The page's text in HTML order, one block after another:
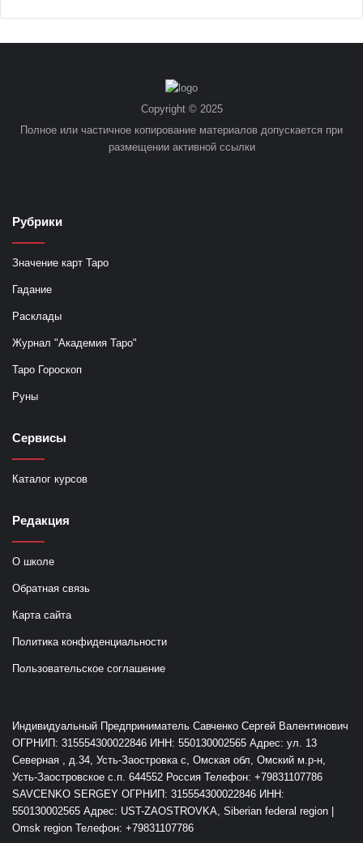
Copyright © 2025
Полное или частичное копирование материалов допускается при
размещении активной ссылки
Рубрики
Значение карт Таро
Гадание
Расклады
Журнал "Академия Таро"
Таро Гороскоп
Руны
Сервисы
Каталог курсов
Редакция
О школе
Обратная связь
Карта сайта
Политика конфиденциальности
Пользовательское соглашение
Индивидуальный Предприниматель Савченко Сергей Валентинович
ОГРНИП: 315554300022846 ИНН: 550130002565 Адрес: ул. 13
Северная , д.34, Усть-Заостровка с, Омская обл, Омский м.р-н,
Усть-Заостровское с.п. 644552 Россия Телефон: +79831107786
SAVCENKO SERGEY ОГРНИП: 315554300022846 ИНН:
550130002565 Адрес: UST-ZAOSTROVKA, Siberian federal region |
Omsk region Телефон: +79831107786